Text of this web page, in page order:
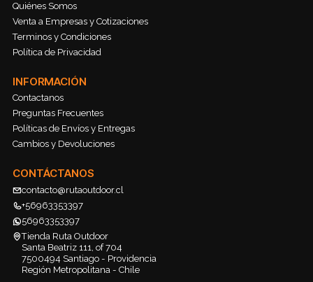
Quiénes Somos
Venta a Empresas y Cotizaciones
Terminos y Condiciones
Política de Privacidad
INFORMACIÓN
Contactanos
Preguntas Frecuentes
Políticas de Envíos y Entregas
Cambios y Devoluciones
CONTÁCTANOS
contacto@rutaoutdoor.cl
+56963353397
56963353397
Tienda Ruta Outdoor
Santa Beatriz 111, of 704
7500494 Santiago - Providencia
Región Metropolitana - Chile